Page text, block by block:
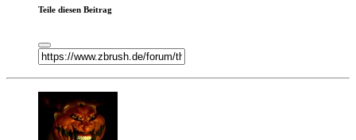
Teile diesen Beitrag